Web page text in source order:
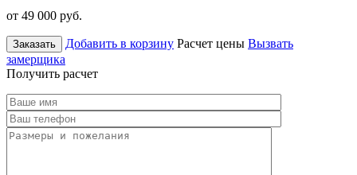
от 49 000 руб.
Заказать Добавить в корзину Расчет цены Вызвать
замерщика
Получить расчет